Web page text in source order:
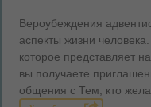
Вероубеждения
аспекты жизни
которое представляет
вы получаете
общения с Тем, кто